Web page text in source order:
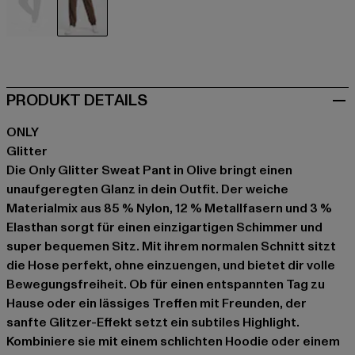
PRODUKT DETAILS
ONLY
Glitter
Die Only Glitter Sweat Pant in Olive bringt einen
unaufgeregten Glanz in dein Outfit. Der weiche
Materialmix aus 85 % Nylon, 12 % Metallfasern und 3 %
Elasthan sorgt für einen einzigartigen Schimmer und
super bequemen Sitz. Mit ihrem normalen Schnitt sitzt
die Hose perfekt, ohne einzuengen, und bietet dir volle
Bewegungsfreiheit. Ob für einen entspannten Tag zu
Hause oder ein lässiges Treffen mit Freunden, der
sanfte Glitzer-Effekt setzt ein subtiles Highlight.
Kombiniere sie mit einem schlichten Hoodie oder einem